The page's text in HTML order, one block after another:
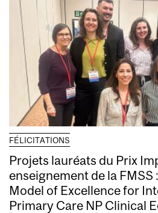
FÉLICITATIONS
Projets lauréats du Prix
enseignement de la
Model of Excellence for
Primary Care NP Clinical